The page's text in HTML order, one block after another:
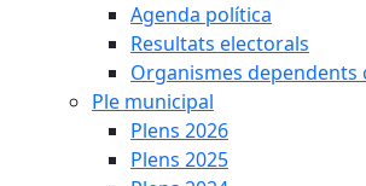
Agenda política
Resultats electorals
Organismes dependents
Ple municipal
Plens 2026
Plens 2025